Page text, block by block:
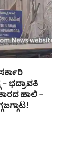
ಭದ್ರಾವತಿ
ಹಾಲಿ –